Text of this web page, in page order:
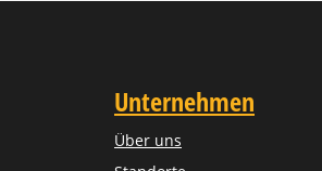
Unternehmen
Über uns